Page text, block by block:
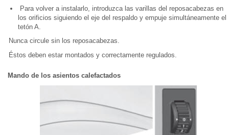
Para volver a instalarlo, introduzca las varillas del reposacabezas en
los orificios siguiendo el eje del respaldo y empuje simultáneamente el
tetón A.
Nunca circule sin los reposacabezas.
Éstos deben estar montados y correctamente regulados.
Mando de los asientos calefactados